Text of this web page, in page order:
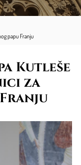
papu Franju
Kutleše
za